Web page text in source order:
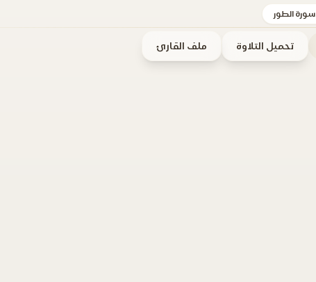
سورة الطور
تحميل التلاوة ملف القارئ